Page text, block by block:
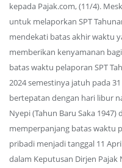
kepada Pajak.com, (11/4).
untuk melaporkan SPT
mendekati batas akhir waktu
memberikan kenyamanan
batas waktu pelaporan SPT
2024 semestinya jatuh pada
bertepatan dengan hari libur
Nyepi (Tahun Baru Saka
memperpanjang batas waktu
pribadi menjadi tanggal 11
dalam Keputusan Dirjen Pajak